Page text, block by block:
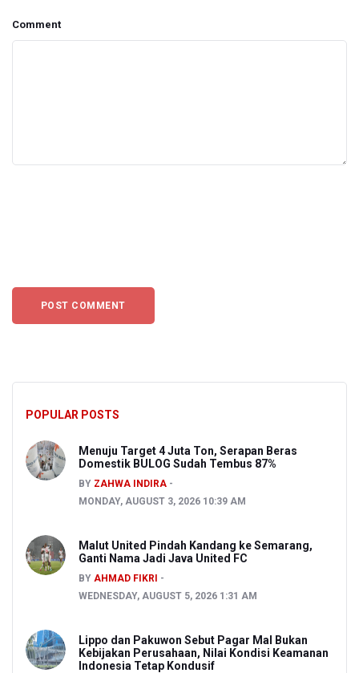
Comment
POPULAR POSTS
Menuju Target 4 Juta Ton, Serapan Beras
Domestik BULOG Sudah Tembus 87%
BY ZAHWA INDIRA
MONDAY, AUGUST 3, 2026 10:39 AM
Malut United Pindah Kandang ke Semarang,
Ganti Nama Jadi Java United FC
BY AHMAD FIKRI
WEDNESDAY, AUGUST 5, 2026 1:31 AM
Lippo dan Pakuwon Sebut Pagar Mal Bukan
Kebijakan Perusahaan, Nilai Kondisi Keamanan
Indonesia Tetap Kondusif